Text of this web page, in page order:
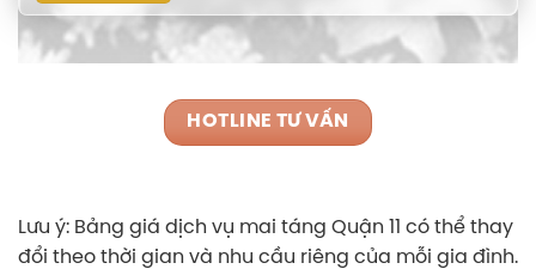
HOTLINE TƯ VẤN
Lưu ý: Bảng giá dịch vụ mai táng Quận 11 có thể thay
đổi theo thời gian và nhu cầu riêng của mỗi gia đình.